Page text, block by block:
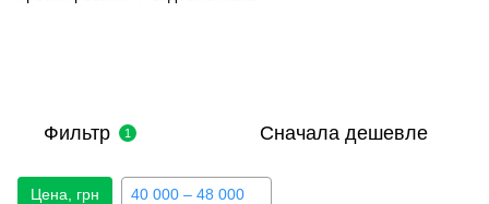
Фильтр 1 Сначала дешевле
Цена, грн 40 000 – 48 000